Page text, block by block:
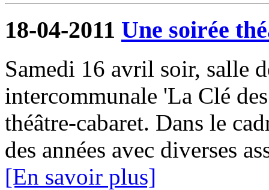
18-04-2011 Une soirée
Samedi 16 avril soir, salle
intercommunale 'La Clé
théâtre-cabaret. Dans le
des années avec diverses
[En savoir plus]